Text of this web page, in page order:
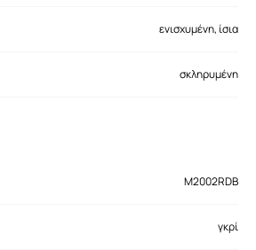
ενισχυμένη, ίσια
σκληρυμένη
M2002RDB
γκρί